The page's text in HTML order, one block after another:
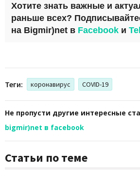
Хотите знать важные и
раньше всех?
на Bigmir)net в Facebook и
Теги: коронавирус COVID-19
Не пропусти другие интересные
bigmir)net в facebook
Статьи по теме